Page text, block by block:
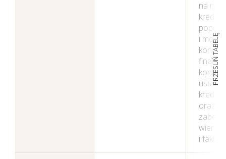
PRZESUŃ TABELĘ
na
i
oraz
i